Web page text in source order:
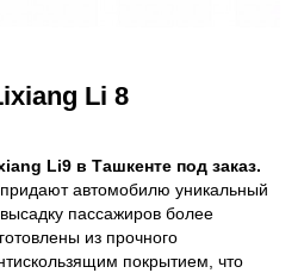
Li 8
Li9 в Ташкенте под заказ.
автомобилю уникальный
пассажиров более
из прочного
покрытием, что